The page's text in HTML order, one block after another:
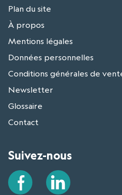
Plan du site
À propos
Mentions légales
Données personnelles
Conditions générales de
Newsletter
Glossaire
Contact
Suivez-nous
Facebook